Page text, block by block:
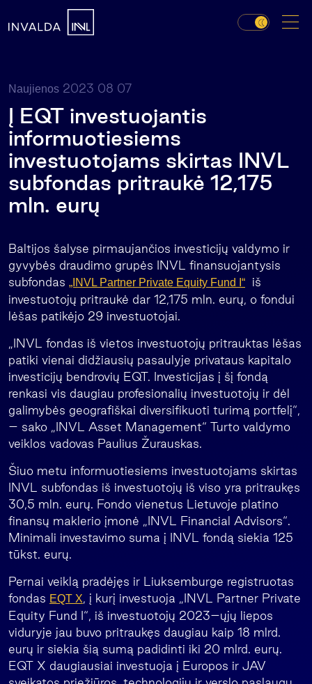
Naujienos 2023 08 07
Į EQT investuojantis
informuotiesiems
investuotojams skirtas INVL
subfondas pritraukė 12,175
mln. eurų
Baltijos šalyse pirmaujančios investicijų valdymo ir
gyvybės draudimo grupės INVL finansuojantysis
subfondas „INVL Partner Private Equity Fund I“ iš
investuotojų pritraukė dar 12,175 mln. eurų, o fondui
lėšas patikėjo 29 investuotojai.
„INVL fondas iš vietos investuotojų pritrauktas lėšas
patiki vienai didžiausių pasaulyje privataus kapitalo
investicijų bendrovių EQT. Investicijas į šį fondą
renkasi vis daugiau profesionalių investuotojų ir dėl
galimybės geografiškai diversifikuoti turimą portfelį“,
– sako „INVL Asset Management“ Turto valdymo
veiklos vadovas Paulius Žurauskas.
Šiuo metu informuotiesiems investuotojams skirtas
INVL subfondas iš investuotojų iš viso yra pritraukęs
30,5 mln. eurų. Fondo vienetus Lietuvoje platino
finansų maklerio įmonė „INVL Financial Advisors“.
Minimali investavimo suma į INVL fondą siekia 125
tūkst. eurų.
Pernai veiklą pradėjęs ir Liuksemburge registruotas
fondas EQT X, į kurį investuoja „INVL Partner Private
Equity Fund I“, iš investuotojų 2023–ųjų liepos
viduryje jau buvo pritraukęs daugiau kaip 18 mlrd.
eurų ir siekia šią sumą padidinti iki 20 mlrd. eurų.
EQT X daugiausiai investuoja į Europos ir JAV